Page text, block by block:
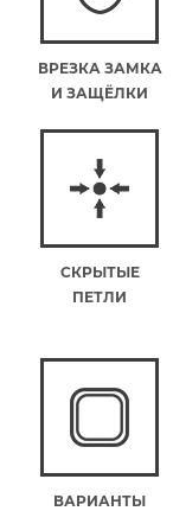
ВРЕЗКА ЗАМКА
И ЗАЩЁЛКИ
СКРЫТЫЕ
ПЕТЛИ
ВАРИАНТЫ